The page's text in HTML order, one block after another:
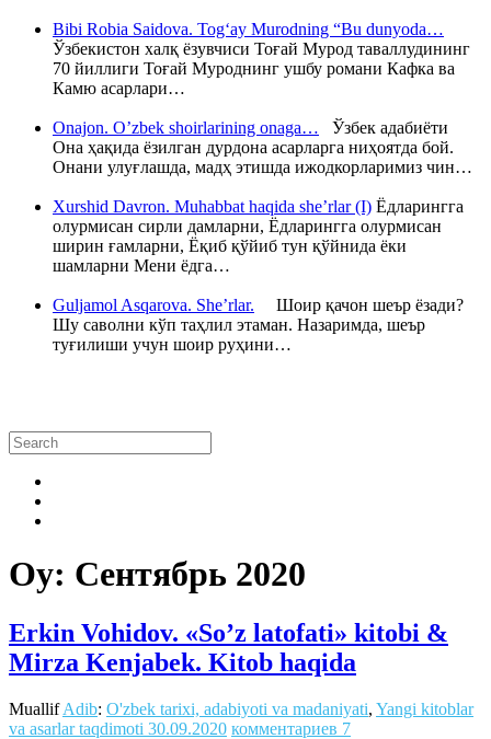
Bibi Robia Saidova. Tog‘ay Murodning “Bu dunyoda…
Ўзбекистон халқ ёзувчиси Тоғай Мурод таваллудининг
70 йиллиги Тоғай Муроднинг ушбу романи Кафка ва
Камю асарлари…
Onajon. O’zbek shoirlarining onaga… Ўзбек адабиёти
Она ҳақида ёзилган дурдона асарларга ниҳоятда бой.
Онани улуғлашда, мадҳ этишда ижодкорларимиз чин…
Xurshid Davron. Muhabbat haqida she’rlar (I) Ёдларингга
олурмисан сирли дамларни, Ёдларингга олурмисан
ширин ғамларни, Ёқиб қўйиб тун қўйнида ёки
шамларни Мени ёдга…
Guljamol Asqarova. She’rlar. Шоир қачон шеър ёзади?
Шу саволни кўп таҳлил этаман. Назаримда, шеър
туғилиши учун шоир руҳини…
Oy: Сентябрь 2020
Erkin Vohidov. «So’z latofati» kitobi &
Mirza Kenjabek. Kitob haqida
MuallifAdib: O'zbek tarixi, adabiyoti va madaniyati, Yangi kitoblar
va asarlar taqdimoti 30.09.2020 комментариев 7